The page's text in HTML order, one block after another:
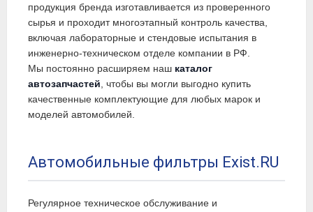
продукция бренда изготавливается из проверенного
сырья и проходит многоэтапный контроль качества,
включая лабораторные и стендовые испытания в
инженерно-техническом отделе компании в РФ.
Мы постоянно расширяем наш каталог
автозапчастей , чтобы вы могли выгодно купить
качественные комплектующие для любых марок и
моделей автомобилей.
Автомобильные фильтры Exist.RU
Регулярное техническое обслуживание и